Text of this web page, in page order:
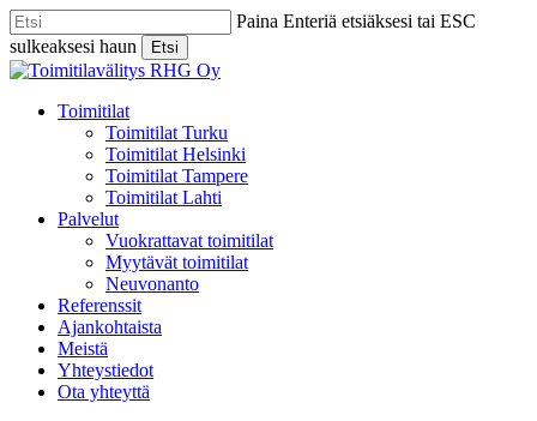
Skip
to
main
content
Paina Enteriä etsiäksesi tai ESC
sulkeaksesi haun
Etsi
Close
Menu
Toimitilat
Toimitilat Turku
Toimitilat Helsinki
Toimitilat Tampere
Toimitilat Lahti
Palvelut
Vuokrattavat toimitilat
Myytävät toimitilat
Neuvonanto
Referenssit
Ajankohtaista
Meistä
Yhteystiedot
Ota yhteyttä